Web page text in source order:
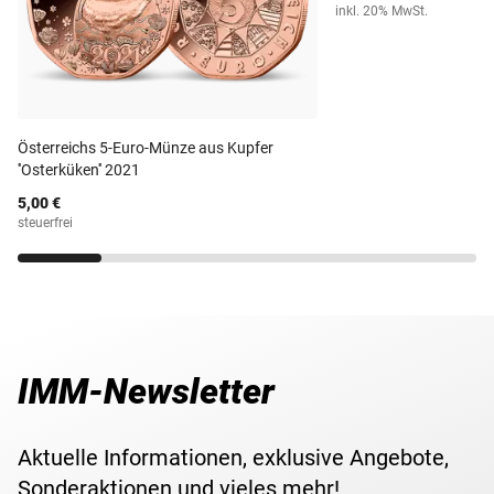
zur stilvollen Aufbewahrung.
Schnell sein lohnt sich, also sichern Sie sich jetzt das
Material Silber
Prägequalität /
Nennwert 100 Lire & 500 Lire
Lieferzeit
Österreichs 5-Euro-Münze aus Kupfer
''Osterküken'' 2021
5,00 €
steuerfrei
inkl. 20% MwSt.
IMM-Newsletter
Aktuelle Informationen, exklusive Angebote,
Sonderaktionen und vieles mehr!